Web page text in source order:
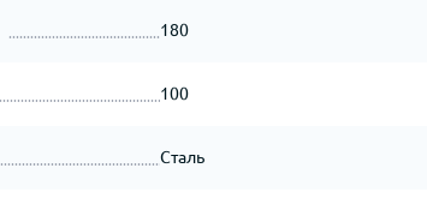
180
100
Сталь